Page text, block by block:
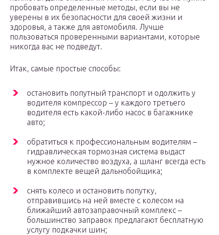
пробовать определенные методы, если вы не
уверены в их безопасности для своей жизни и
здоровья, а также для автомобиля. Лучше
пользоваться проверенными вариантами, которые
никогда вас не подведут.
Итак, самые простые способы:
остановить попутный транспорт и одолжить у
водителя компрессор – у каждого третьего
водителя есть какой-либо насос в багажнике
авто;
обратиться к профессиональным водителям –
гидравлическая тормозная система выдаст
нужное количество воздуха, а шланг всегда есть
в комплекте вещей дальнобойщика;
снять колесо и остановить попутку,
отправившись на ней вместе с колесом на
ближайший автозаправочный комплекс –
большинство заправок предлагают бесплатную
услугу подкачки шин;